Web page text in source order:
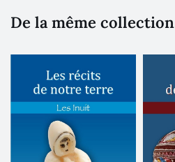
De la même collection